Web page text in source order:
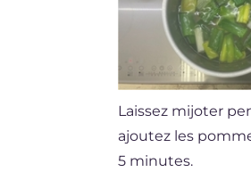
Laissez mijoter
ajoutez les
5 minutes.